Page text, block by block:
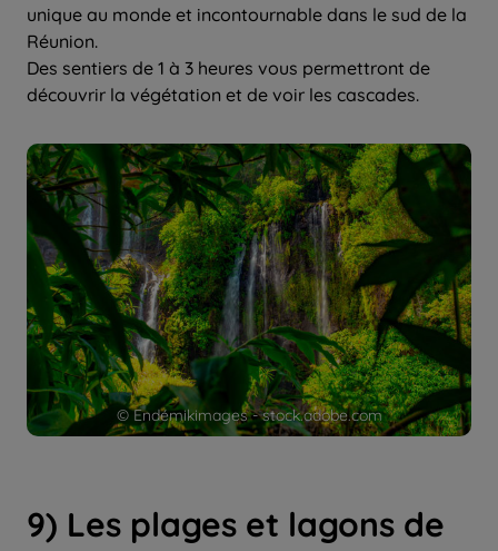
© Endémikimages - stock.adobe.com
unique au monde et incontournable dans le sud de la
Réunion.
Des sentiers de 1 à 3 heures vous permettront de
découvrir la végétation et de voir les cascades.
9) Les plages et lagons de